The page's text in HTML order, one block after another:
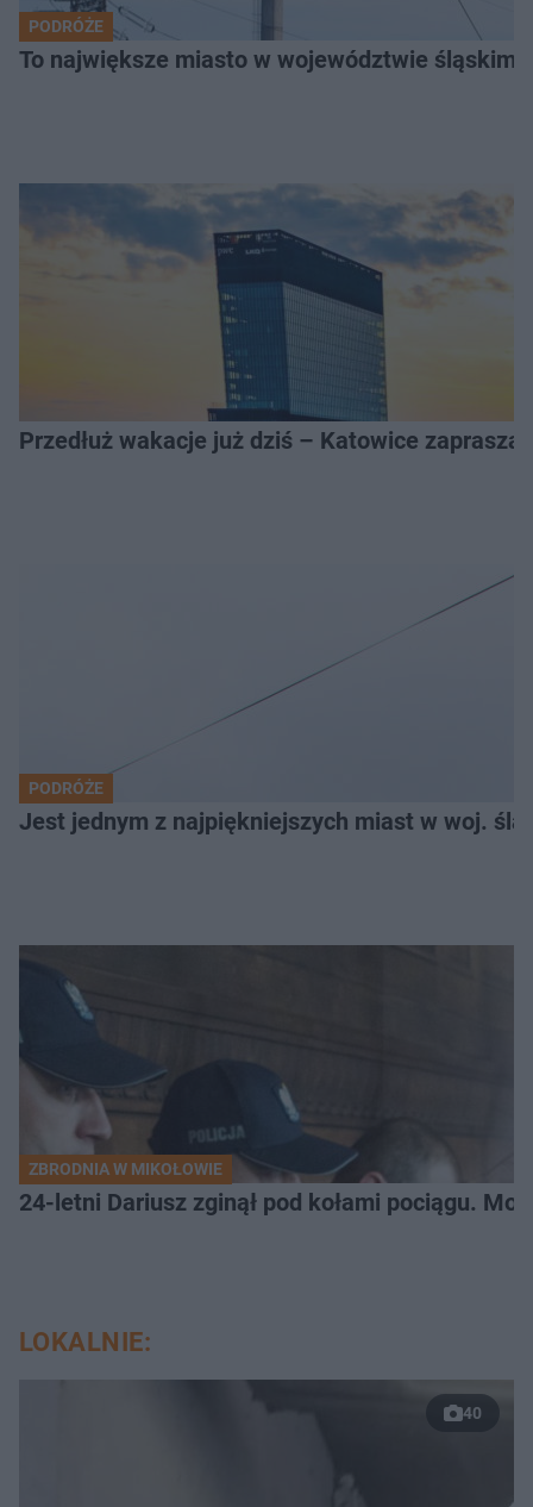
PODRÓŻE
To największe miasto w województwie
Przedłuż wakacje już dziś – Katowice
PODRÓŻE
Jest jednym z najpiękniejszych miast w woj.
ZBRODNIA W MIKOŁOWIE
24-letni Dariusz zginął pod kołami pociągu.
LOKALNIE:
40